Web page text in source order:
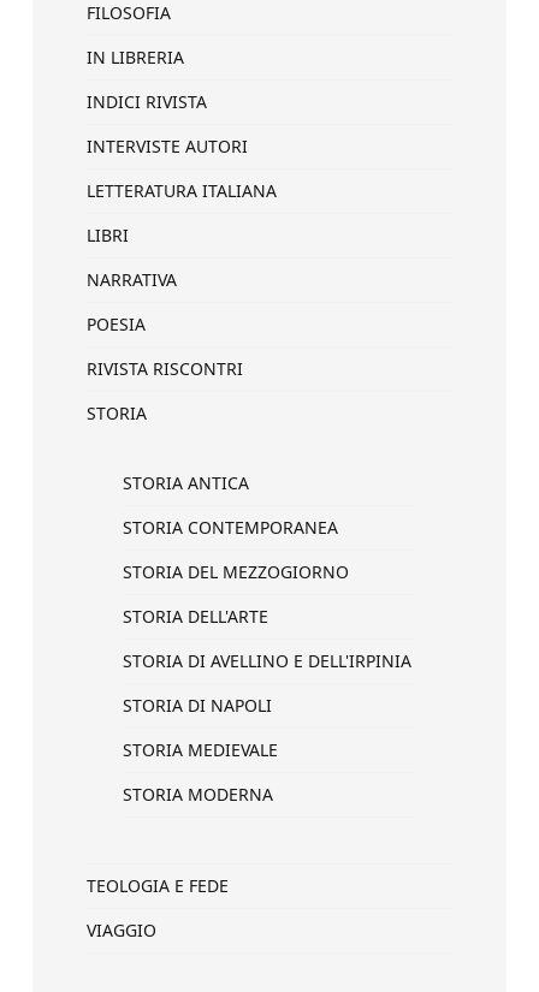
FILOSOFIA
IN LIBRERIA
INDICI RIVISTA
INTERVISTE AUTORI
LETTERATURA ITALIANA
LIBRI
NARRATIVA
POESIA
RIVISTA RISCONTRI
STORIA
STORIA ANTICA
STORIA CONTEMPORANEA
STORIA DEL MEZZOGIORNO
STORIA DELL'ARTE
STORIA DI AVELLINO E DELL'IRPINIA
STORIA DI NAPOLI
STORIA MEDIEVALE
STORIA MODERNA
TEOLOGIA E FEDE
VIAGGIO